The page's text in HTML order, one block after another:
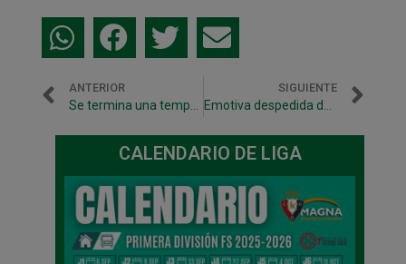
ANTERIOR SIGUIENTE
CALENDARIO DE LIGA